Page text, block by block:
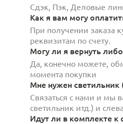
Сдэк, Пэк, Деловые
Как я вам могу
При получении заказа
реквизитам по счету.
Могу ли я вернуть
Да, конечно можете,
момента покупки
Мне нужен светильник
Связаться с нами и мы
светильник итд.) и
Идут ли в комплекте к